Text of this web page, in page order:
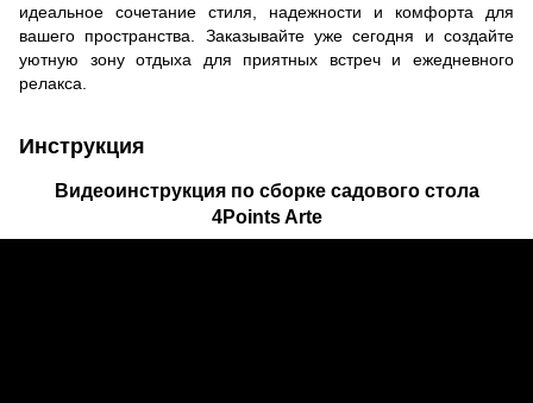
идеальное сочетание стиля, надежности и комфорта для
вашего пространства. Заказывайте уже сегодня и создайте
уютную зону отдыха для приятных встреч и ежедневного
релакса.
Инструкция
Видеоинструкция по сборке садового стола
4Points Arte